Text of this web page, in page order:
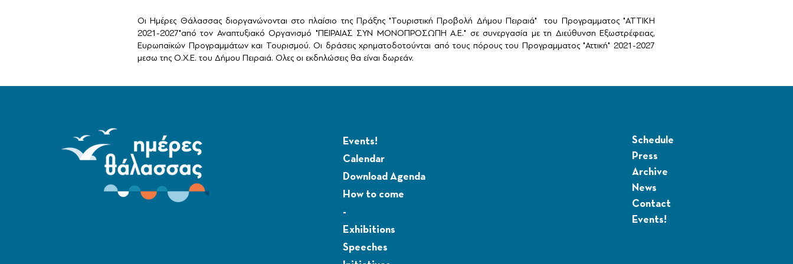
Οι Ημέρες Θάλασσας διοργανώνονται στο πλαίσιο της Πράξης "Τουριστική Προβολή Δήμου Πειραιά" του Προγραμματος "ΑΤΤΙΚΗ
2021-2027"από τον Αναπτυξιακό Οργανισμό "ΠΕΙΡΑΙΑΣ ΣΥΝ ΜΟΝΟΠΡΟΣΩΠΗ Α.Ε." σε συνεργασία με τη Διεύθυνση Εξωστρέφειας,
Ευρωπαϊκών Προγραμμάτων και Τουρισμού. Οι δράσεις χρηματοδοτούνται από τους πόρους του Προγραμματος "Αττική" 2021-2027
μεσω της Ο.Χ.Ε. του Δήμου Πειραιά. Ολες οι εκδηλώσεις θα είναι δωρεάν.
Events!
Calendar
Download Agenda
How to come
-
Exhibitions
Speeches
Schedule
Press
Archive
News
Contact
Events!